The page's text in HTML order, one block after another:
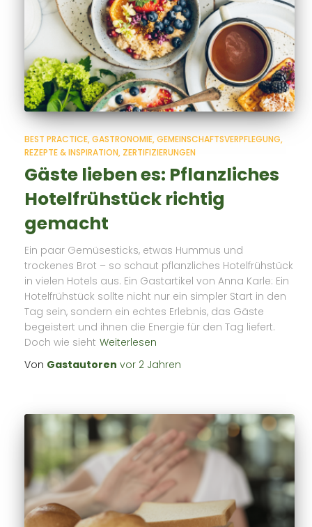
BEST PRACTICE GASTRONOMIE GEMEINSCHAFTSVERPFLEGUNG
REZEPTE & INSPIRATION ZERTIFIZIERUNGEN
Gäste lieben es: Pflanzliches
Hotelfrühstück richtig
gemacht
Ein paar Gemüsesticks, etwas Hummus und
trockenes Brot – so schaut pflanzliches Hotelfrühstück
in vielen Hotels aus. Ein Gastartikel von Anna Karle: Ein
Hotelfrühstück sollte nicht nur ein simpler Start in den
Tag sein, sondern ein echtes Erlebnis, das Gäste
begeistert und ihnen die Energie für den Tag liefert.
Doch wie sieht Weiterlesen
Von Gastautoren vor 2 Jahren